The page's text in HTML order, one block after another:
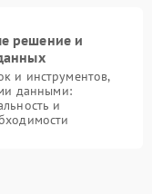
решение и
и инструментов,
данными:
и